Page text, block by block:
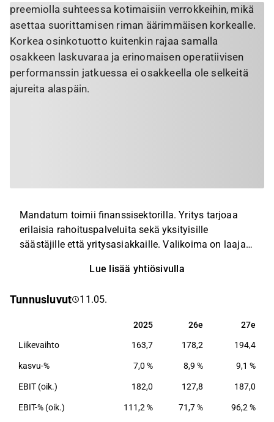
preemiolla suhteessa kotimaisiin verrokkeihin, mikä
asettaa suorittamisen riman äärimmäisen korkealle.
Korkea osinkotuotto kuitenkin rajaa samalla
osakkeen laskuvaraa ja erinomaisen operatiivisen
performanssin jatkuessa ei osakkeella ole selkeitä
ajureita alaspäin.
Mandatum toimii finanssisektorilla. Yritys tarjoaa
erilaisia rahoituspalveluita sekä yksityisille
säästäjille että yritysasiakkaille. Valikoima on laaja
säästämisen ja sijoittamisen, palkkiot ja palkkiot,
Suurimmat toiminnot sijaitsevat Suomessa.
Lue lisää yhtiösivulla
Tunnusluvut 11.05.
2025 26e 27e
2025 26e 27e
Liikevaihto 163,7 178,2 194,4
kasvu-% 7,0 % 8,9 % 9,1 %
EBIT (oik.) 182,0 127,8 187,0
EBIT-% (oik.) 111,2 % 71,7 % 96,2 %